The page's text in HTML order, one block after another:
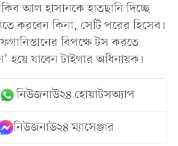
আল হাসানকে হাতছানি দিচ্ছে
করবেন কিনা, সেটি পরের হিসেব।
বিপক্ষে টস করতে
হয়ে যাবেন টাইগার অধিনায়ক।
নিউজনাউ২৪ হোয়াটসঅ্যাপ
নিউজনাউ২৪ ম্যাসেঞ্জার